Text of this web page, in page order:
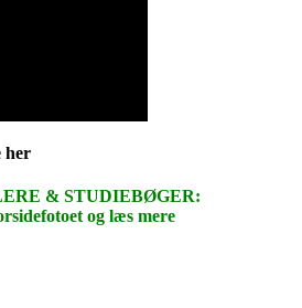
her
& STUDIEBØGER:
og læs mere